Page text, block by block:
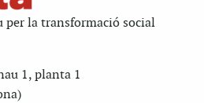
per la transformació social
1, planta 1